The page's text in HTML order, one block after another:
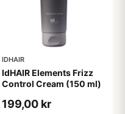
IDHAIR
IdHAIR Elements Frizz
Control Cream (150 ml)
199,00 kr